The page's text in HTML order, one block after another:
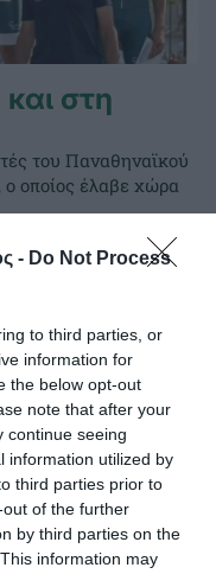
- Do Not Process
to third parties, or
information for
the below opt-out
note that after your
continue seeing
information utilized by
third parties prior to
of the further
by third parties on the
information may
στη
του Παναθηναϊκού
οποίος έλαβε χώρα